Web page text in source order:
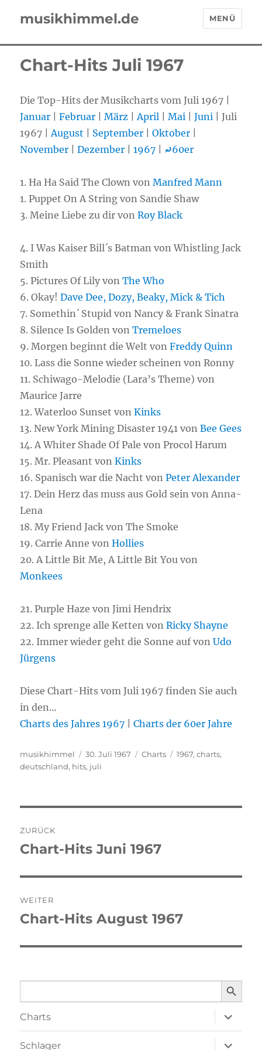
musikhimmel.de MENÜ
Chart-Hits Juli 1967
Die Top-Hits der Musikcharts vom Juli 1967 |
Januar |Februar |März |April |Mai |Juni | Juli
1967 |August September |Oktober
November |Dezember |1967 ⤾60er
1. Ha Ha Said The Clown vonManfred Mann
1. Puppet On A String von Sandie Shaw
3. Meine Liebe zu dir vonRoy Black
4. I Was Kaiser Bill´s Batman von Whistling Jack
Smith
5. Pictures Of Lily vonThe Who
6. Okay!Dave Dee, Dozy, Beaky, Mick & Tich
7. Somethin´ Stupid von Nancy & Frank Sinatra
8. Silence Is Golden vonTremeloes
9. Morgen beginnt die Welt vonFreddy Quinn
10. Lass die Sonne wieder scheinen von Ronny
11. Schiwago-Melodie (Lara’s Theme) von
Maurice Jarre
12. Waterloo Sunset vonKinks
13. New York Mining Disaster 1941 vonBee Gees
14. A Whiter Shade Of Pale von Procol Harum
15. Mr. Pleasant vonKinks
16. Spanisch war die Nacht vonPeter Alexander
17. Dein Herz das muss aus Gold sein von Anna-
Lena
18. My Friend Jack von The Smoke
19. Carrie Anne vonHollies
20. A Little Bit Me, A Little Bit You von
Monkees
21. Purple Haze von Jimi Hendrix
22. Ich sprenge alle Ketten vonRicky Shayne
22. Immer wieder geht die Sonne auf vonUdo
Jürgens
Diese Chart-Hits vom Juli 1967 finden Sie auch
in den…
Charts des Jahres 1967 |Charts der 60er Jahre
Autor
musikhimmel
Veröffentlicht
am
30. Juli 1967 Kategorien
Charts Schlagwörter
1967,charts,
deutschland, hits, juli
ZURÜCK
Vorheriger
Chart-Hits Juni 1967
WEITER
Nächster
Chart-Hits August 1967
Search
SEARCH
Charts
öffnen
Schlager